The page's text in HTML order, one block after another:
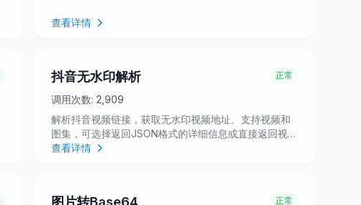
查看详情
抖音无水印解析 正常
调用次数: 2,909
解析抖音视频链接，获取无水印视频地址。支持视频和
图集，可选择返回JSON格式的详细信息或直接返回视频
流。
查看详情
图片转Base64 正常